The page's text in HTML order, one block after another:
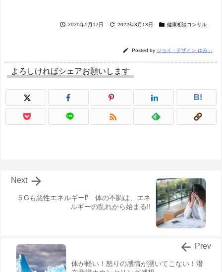
 2020年5月17日  2022年3月13日  健康相談コンサル
 Posted by ジョイ・デザイン ゆみぃ
よろしければシェアお願いします
B!

５Gも悪性エネルギー⁉ 体の不調は、エネ
ルギーの乱れから始まる!!

Next
体が軽い！怒りの感情が湧いてこない！潜
 Prev